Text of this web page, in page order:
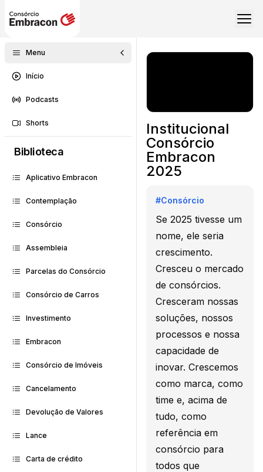
Menu
Início
Podcasts
Shorts
Biblioteca
Aplicativo Embracon
Contemplação
Consórcio
Assembleia
Parcelas do Consórcio
Consórcio de Carros
Investimento
Embracon
Consórcio de Imóveis
Cancelamento
Devolução de Valores
Lance
Carta de crédito
Institucional
Consórcio
Embracon
2025
#Consórcio
Se 2025 tivesse um
nome, ele seria
crescimento.
Cresceu o mercado
de consórcios.
Cresceram nossas
soluções, nossos
processos e nossa
capacidade de
inovar. Crescemos
como marca, como
time e, acima de
tudo, como
referência em
consórcio para
todos que